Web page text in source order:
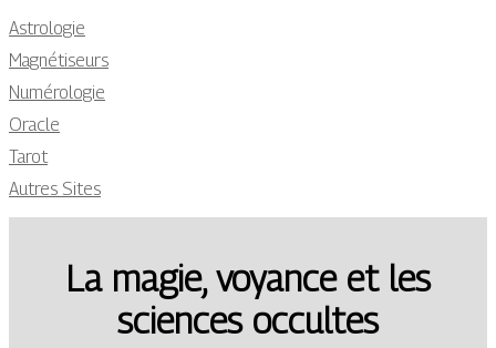
Astrologie
Magnétiseurs
Numérologie
Oracle
Tarot
Autres Sites
La magie, voyance et les
sciences occultes